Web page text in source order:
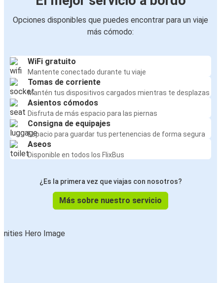
Opciones disponibles que puedes encontrar para un viaje
más cómodo:
WiFi gratuito
Mantente conectado durante tu viaje
Tomas de corriente
Mantén tus dispositivos cargados mientras te desplazas
Asientos cómodos
Disfruta de más espacio para las piernas
Consigna de equipajes
Espacio para guardar tus pertenencias de forma segura
Aseos
Disponible en todos los FlixBus
¿Es la primera vez que viajas con nosotros?
Más sobre nuestro servicio